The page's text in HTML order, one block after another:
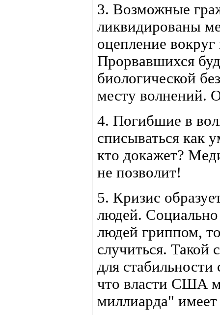
3. Возможные
ликвидированы
оцепление
Прорвавшихся
биологической
месту волнений.
4. Погибшие в
списываться как
кто докажет?
не позволит!
5. Кризис
людей. Социально
людей гриппом,
случиться.
для
что власти США
миллиарда"